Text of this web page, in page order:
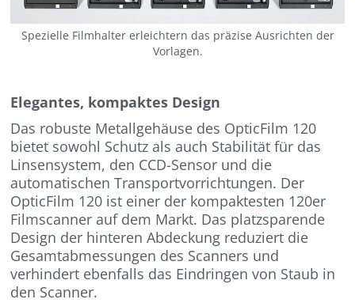
Spezielle Filmhalter erleichtern das präzise Ausrichten der
Vorlagen.
Elegantes, kompaktes Design
Das robuste Metallgehäuse des OpticFilm 120
bietet sowohl Schutz als auch Stabilität für das
Linsensystem, den CCD-Sensor und die
automatischen Transportvorrichtungen. Der
OpticFilm 120 ist einer der kompaktesten 120er
Filmscanner auf dem Markt. Das platzsparende
Design der hinteren Abdeckung reduziert die
Gesamtabmessungen des Scanners und
verhindert ebenfalls das Eindringen von Staub in
den Scanner.